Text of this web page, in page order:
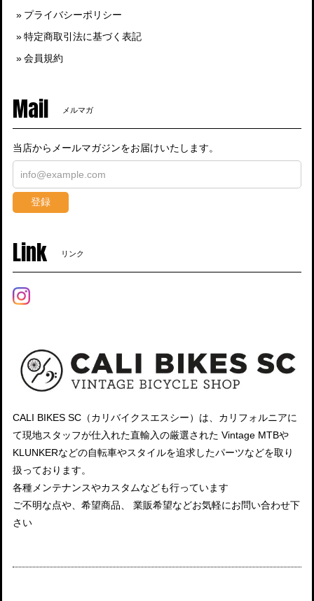
プライバシーポリシー
特定商取引法に基づく表記
会員規約
Mail メルマガ
当店からメールマガジンをお届けいたします。
登録
Link リンク
CALI BIKES SC（カリバイクスエスシー）は、カリフォルニアに
て現地スタッフが仕入れた直輸入の厳選された Vintage MTBや
KLUNKERなどの自転車やスタイルを追求したパーツなどを取り
扱っております。
各種メンテナンスやカスタムなども行っています
ご不明な点や、希望商品、 業販希望などお気軽にお問い合わせ下
さい